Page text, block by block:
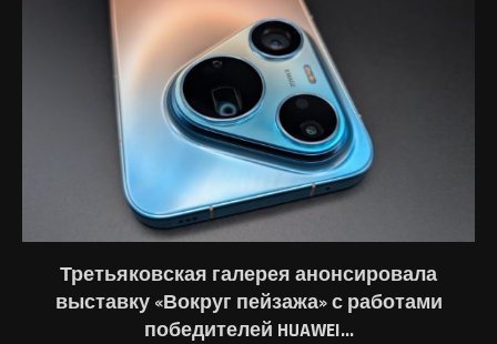
Третьяковская галерея анонсировала
выставку «Вокруг пейзажа» с работами
победителей HUAWEI...